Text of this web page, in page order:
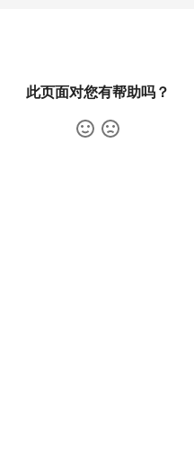
此页面对您有帮助吗？